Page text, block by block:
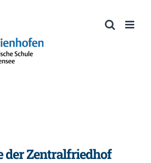
der Zentralfriedhof